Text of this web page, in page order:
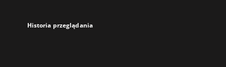
Historia przeglądania